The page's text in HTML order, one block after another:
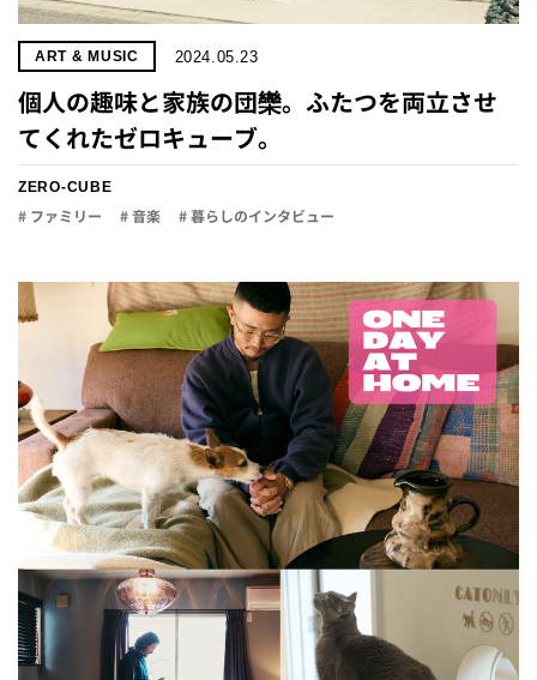
ART & MUSIC 2024.05.23
個人の趣味と家族の団欒。ふたつを両立させ
てくれたゼロキューブ。
ZERO-CUBE
# ファミリー # 音楽 # 暮らしのインタビュー